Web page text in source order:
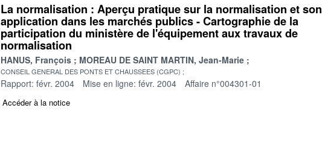
La normalisation : Aperçu pratique sur la normalisation et son
application dans les marchés publics - Cartographie de la
participation du ministère de l'équipement aux travaux de
normalisation
HANUS, François MOREAU DE SAINT MARTIN, Jean-Marie
CONSEIL GENERAL DES PONTS ET CHAUSSEES (CGPC)
Rapport: févr. 2004 Mise en ligne: févr. 2004 Affaire n°004301-01
Accéder à la notice